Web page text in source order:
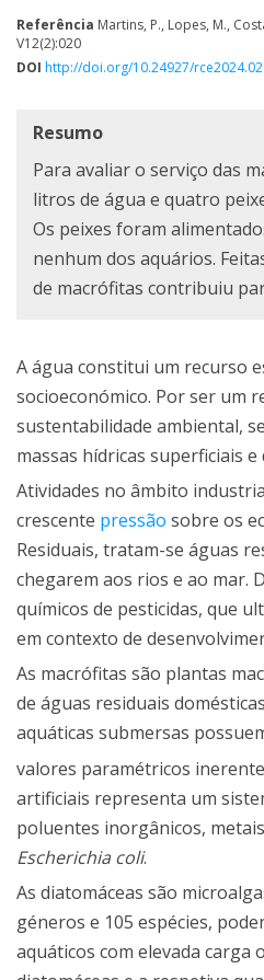
Referência Martins, P., Lopes, M.,
V12(2):020
DOI http://doi.org/10.24927/
Resumo
Para avaliar o serviço das
litros de água e quatro
Os peixes foram
nenhum dos aquários.
de macrófitas contribuiu
A água constitui um recurso
socioeconómico. Por ser um
sustentabilidade ambiental,
massas hídricas superficiais
Atividades no âmbito
crescente pressão sobre os
Residuais, tratam-se águas
chegarem aos rios e ao mar.
químicos de pesticidas, que
em contexto de
As macrófitas são plantas
de águas residuais
aquáticas submersas
valores paramétricos
artificiais representa um
poluentes inorgânicos,
Escherichia coli.
As diatomáceas são
géneros e 105 espécies,
aquáticos com elevada carga